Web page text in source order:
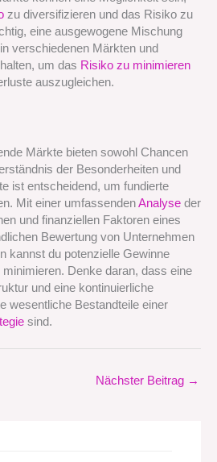
zu diversifizieren und das Risiko zu
eine ausgewogene Mischung
verschiedenen Märkten und
um das Risiko zu minimieren
auszugleichen.
Märkte bieten sowohl Chancen
der Besonderheiten und
ist entscheidend, um fundierte
Mit einer umfassendenAnalyse der
und finanziellen Faktoren eines
Bewertung von Unternehmen
kannst du potenzielle Gewinne
Denke daran, dass eine
und eine kontinuierliche
wesentliche Bestandteile einer
sind.
Nächster Beitrag →